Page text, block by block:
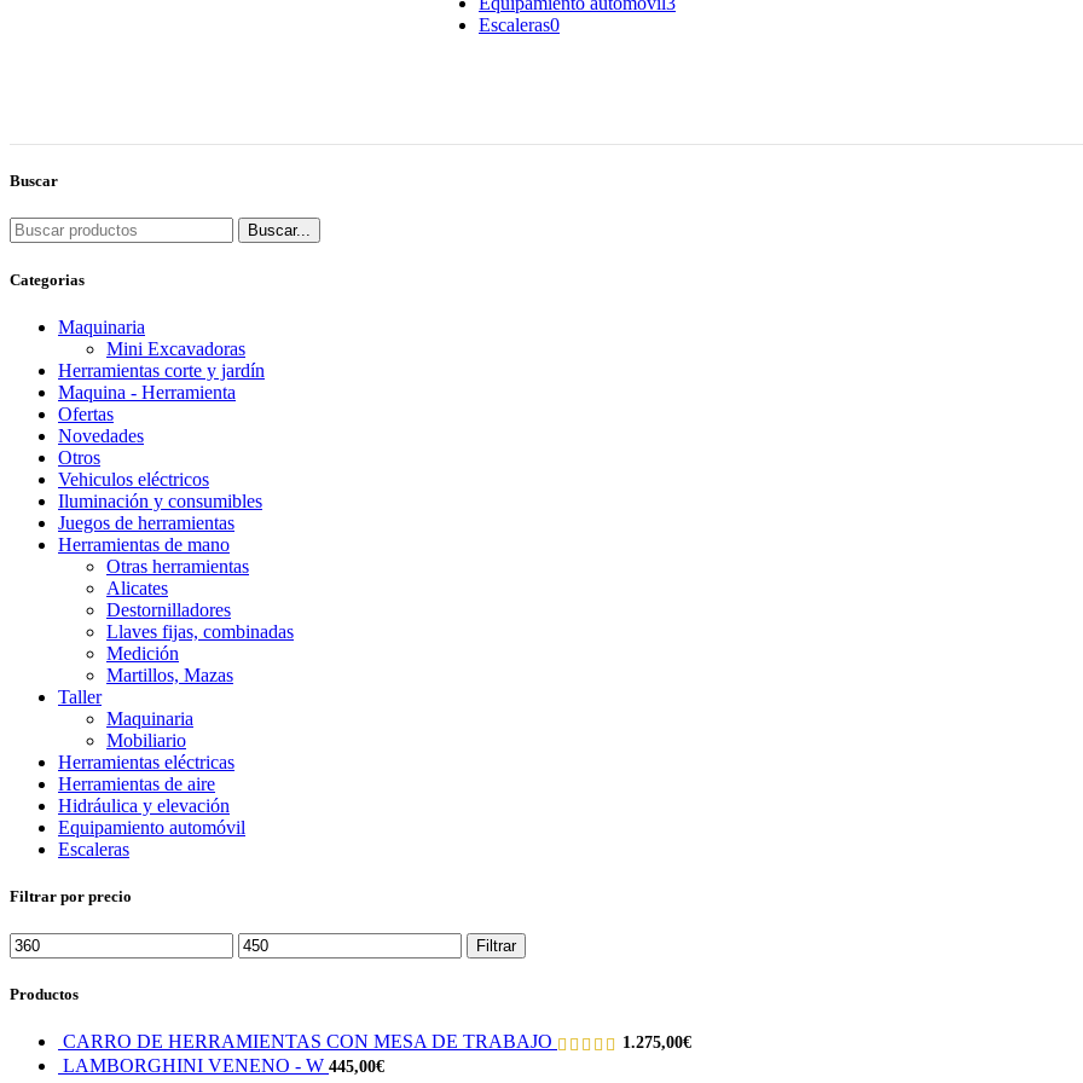
Escaleras0
Buscar
Buscar...
Categorias
Maquinaria
Mini Excavadoras
Herramientas corte y jardín
Maquina - Herramienta
Ofertas
Novedades
Otros
Vehiculos eléctricos
Iluminación y consumibles
Juegos de herramientas
Herramientas de mano
Otras herramientas
Alicates
Destornilladores
Llaves fijas, combinadas
Medición
Martillos, Mazas
Taller
Maquinaria
Mobiliario
Herramientas eléctricas
Herramientas de aire
Hidráulica y elevación
Equipamiento automóvil
Escaleras
Filtrar por precio
Filtrar
Productos
CARRO DE HERRAMIENTAS CON MESA DE TRABAJO 1.275,00€
LAMBORGHINI VENENO - W 445,00€